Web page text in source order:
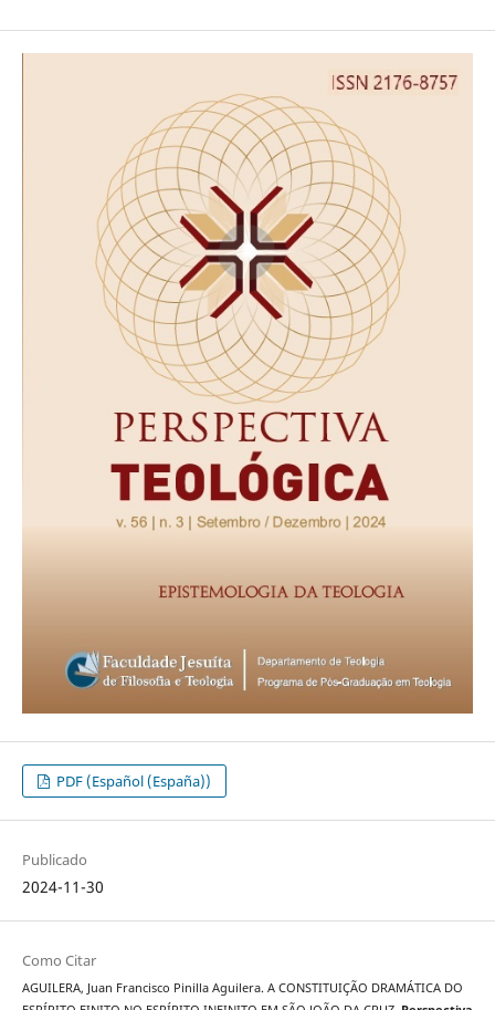
PDF (Español (España))
Publicado
2024-11-30
Como Citar
AGUILERA, Juan Francisco Pinilla Aguilera. A CONSTITUIÇÃO DRAMÁTICA DO